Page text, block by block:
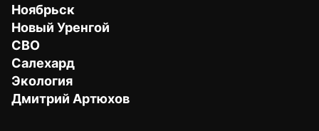
Ноябрьск
Новый Уренгой
СВО
Салехард
Экология
Дмитрий Артюхов